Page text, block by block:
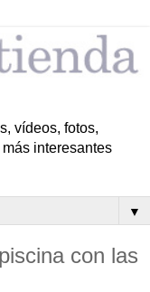
vídeos, fotos,
interesantes
▼
con las